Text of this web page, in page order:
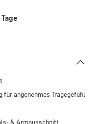
für angenehmes Tragegefühl